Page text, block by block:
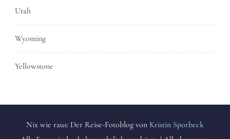
Utah
Wyoming
Yellowstone
Nix wie raus: Der Reise-Fotoblog von Kristin Sporbeck